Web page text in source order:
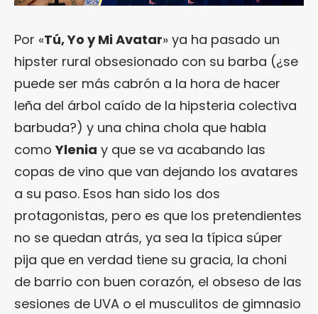
Por «Tú, Yo y Mi Avatar» ya ha pasado un
hipster rural obsesionado con su barba (¿se
puede ser más cabrón a la hora de hacer
leña del árbol caído de la hipsteria colectiva
barbuda?) y una china chola que habla
comoYlenia y que se va acabando las
copas de vino que van dejando los avatares
a su paso. Esos han sido los dos
protagonistas, pero es que los pretendientes
no se quedan atrás, ya sea la típica súper
pija que en verdad tiene su gracia, la choni
de barrio con buen corazón, el obseso de las
sesiones de UVA o el musculitos de gimnasio